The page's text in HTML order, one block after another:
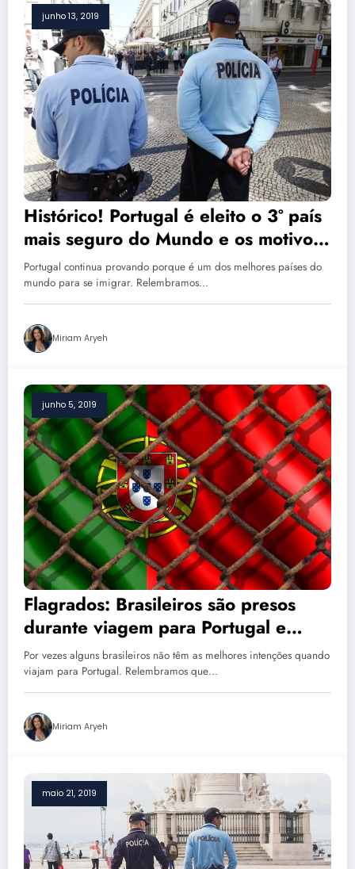
junho 13, 2019
Histórico! Portugal é eleito o 3º país
mais seguro do Mundo e os motivos
são claros
Portugal continua provando porque é um dos melhores países do
mundo para se imigrar. Relembramos…
Miriam Aryeh
junho 5, 2019
Flagrados: Brasileiros são presos
durante viagem para Portugal e
serão julgados em Portugal
Por vezes alguns brasileiros não têm as melhores intenções quando
viajam para Portugal. Relembramos que…
Miriam Aryeh
maio 21, 2019